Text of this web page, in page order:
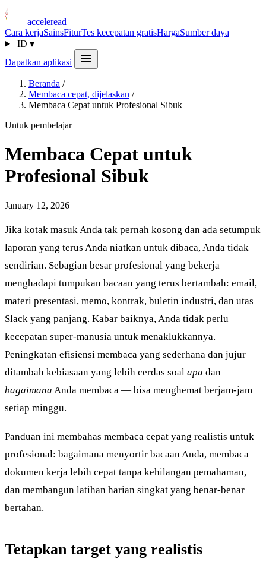
acceleread
Cara kerjaSainsFiturTes kecepatan gratisHargaSumber daya
ID ▾
Dapatkan aplikasi
Beranda /
Membaca cepat, dijelaskan /
Membaca Cepat untuk Profesional Sibuk
Untuk pembelajar
Membaca Cepat untuk
Profesional Sibuk
January 12, 2026
Jika kotak masuk Anda tak pernah kosong dan ada setumpuk
laporan yang terus Anda niatkan untuk dibaca, Anda tidak
sendirian. Sebagian besar profesional yang bekerja
menghadapi tumpukan bacaan yang terus bertambah: email,
materi presentasi, memo, kontrak, buletin industri, dan utas
Slack yang panjang. Kabar baiknya, Anda tidak perlu
kecepatan super-manusia untuk menaklukkannya.
Peningkatan efisiensi membaca yang sederhana dan jujur —
ditambah kebiasaan yang lebih cerdas soal apa dan
bagaimana Anda membaca — bisa menghemat berjam-jam
setiap minggu.
Panduan ini membahas membaca cepat yang realistis untuk
profesional: bagaimana menyortir bacaan Anda, membaca
dokumen kerja lebih cepat tanpa kehilangan pemahaman,
dan membangun latihan harian singkat yang benar-benar
bertahan.
Tetapkan target yang realistis